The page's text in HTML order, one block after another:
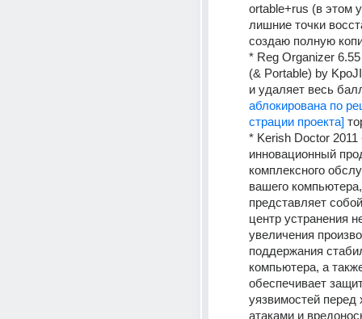
ortable+rus (в этом
лишние точки
создаю полную
* Reg Organizer
(& Portable) by
и удаляет весь
аблокирована по
страции проекта]
* Kerish Doctor 2011
инновационный
комплексного
вашего
представляет
центр устранения
увеличения
поддержания
компьютера, а
обеспечивает
уязвимостей перед
атаками и